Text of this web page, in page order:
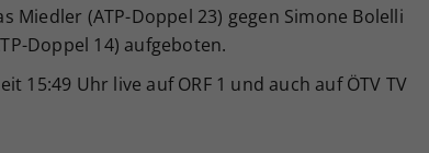
Miedler (ATP-Doppel 23) gegen Simone Bolelli
Doppel 14) aufgeboten.
15:49 Uhr live auf ORF 1 und auch auf ÖTV TV